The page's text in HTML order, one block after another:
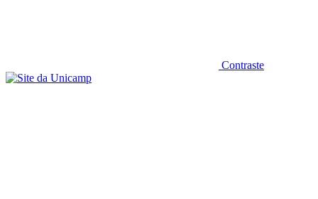
Contraste